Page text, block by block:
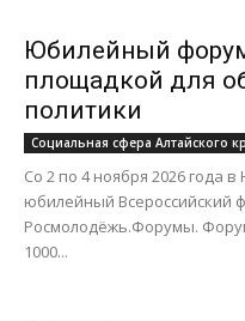
Юбилейный форум
площадкой для
политики
Социальная сфера Алтайского
Со 2 по 4 ноября 2026 года
юбилейный Всероссийский
Росмолодёжь.Форумы.
1000...